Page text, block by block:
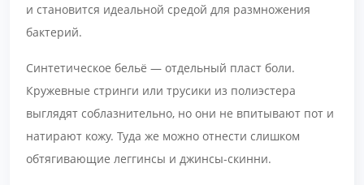
и становится идеальной средой для размножения
бактерий.
Синтетическое бельё — отдельный пласт боли.
Кружевные стринги или трусики из полиэстера
выглядят соблазнительно, но они не впитывают пот и
натирают кожу. Туда же можно отнести слишком
обтягивающие леггинсы и джинсы-скинни.